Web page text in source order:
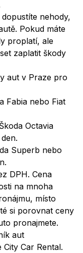
nehody,
Pokud máte
proplatí, ale
zaplatit škody
aut v Praze pro
Fabia nebo Fiat
Octavia
Superb nebo
DPH. Cena
na mnoha
místo
si porovnat ceny
pronajmete.
aut
Car Rental.